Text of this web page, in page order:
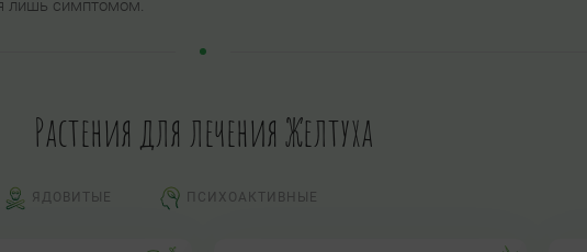
лишь симптомом.
Растения для лечения Желтуха
ЯДОВИТЫЕ ПСИХОАКТИВНЫЕ